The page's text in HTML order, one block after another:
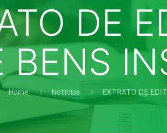
DE
BENS
Home Notícias EXTRATO DE